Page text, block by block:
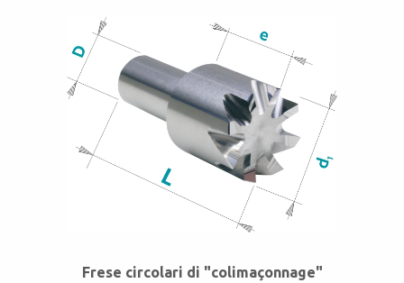
Frese circolari di "colimaçonnage"